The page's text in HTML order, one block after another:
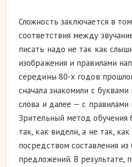
Сложность заключается в
соответствия между
писать надо не так как
изображения и правилами
середины 80-х годов
сначала знакомили с
слова и далее — с
Зрительный метод обучения
так, как видели, а не так,
посредством составления
предложений. В результате,